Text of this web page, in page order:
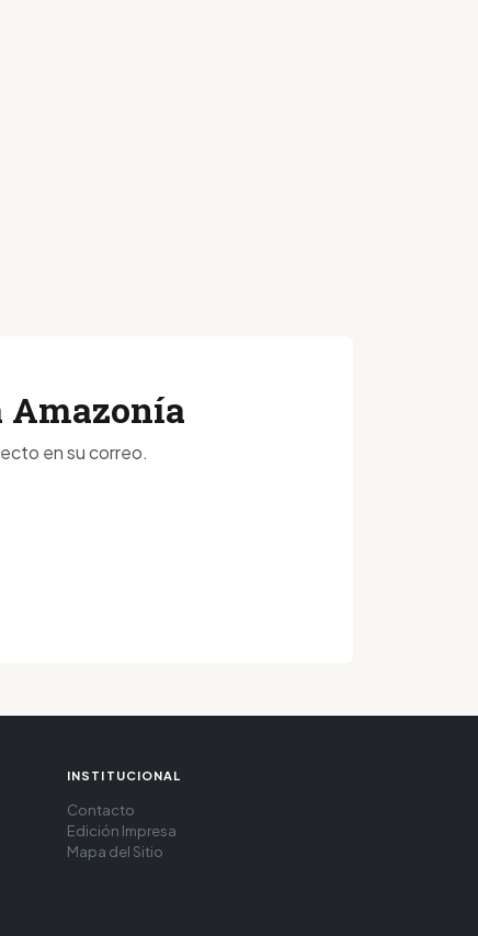
Amazonía
en su correo.
INSTITUCIONAL
Contacto
Edición Impresa
Mapa del Sitio